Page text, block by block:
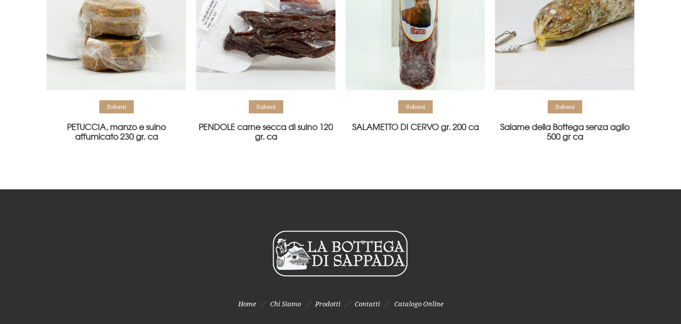
Salumi
PETUCCIA, manzo e suino
affumicato 230 gr. ca
Salumi
PENDOLE carne secca di suino 120
gr. ca
Salumi
SALAMETTO DI CERVO gr. 200 ca
Salumi
Salame della Bottega senza aglio
500 gr ca
Home Chi Siamo Prodotti Contatti Catalogo Online